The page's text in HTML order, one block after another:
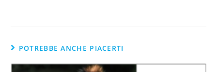
POTREBBE ANCHE PIACERTI